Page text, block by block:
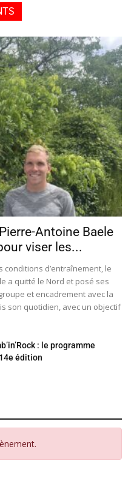
Antoine Baele
viser les...
d’entraînement, le
a quitté le Nord et posé ses
et encadrement avec la
son quotidien, avec un objectif
: le programme
édition